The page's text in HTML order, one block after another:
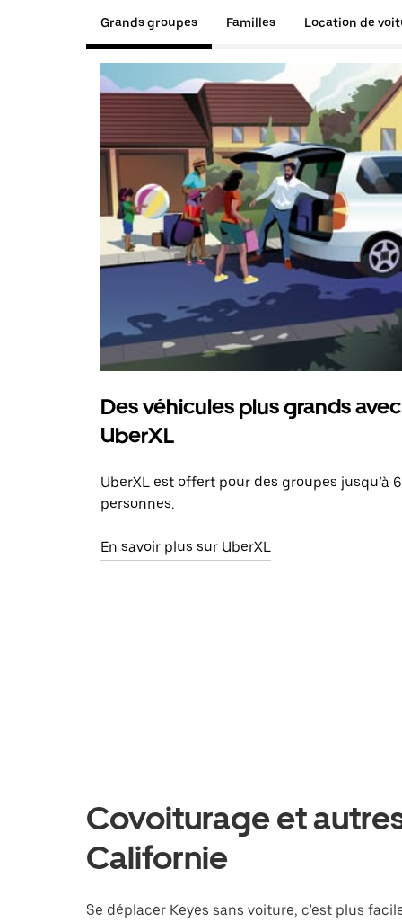
Grands groupes Familles Location de
Des véhicules plus grands avec
UberXL
UberXL est offert pour des groupes jusqu’à 6
personnes.
En savoir plus sur UberXL
Covoiturage et
Californie
Se déplacer Keyes sans voiture, c'est plus